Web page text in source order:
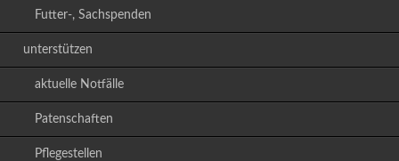
Futter-, Sachspenden
unterstützen
aktuelle Notfälle
Patenschaften
Pflegestellen